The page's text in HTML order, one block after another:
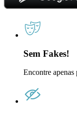
Sem Fakes!
Encontre apenas